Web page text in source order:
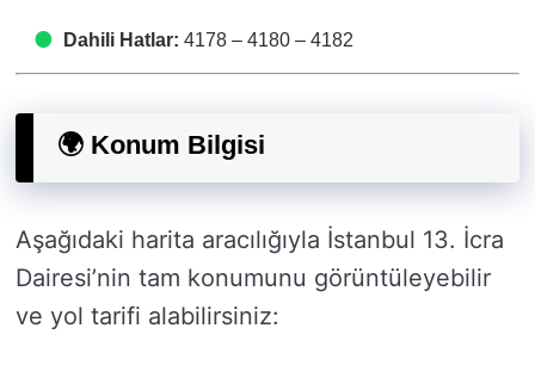
Dahili Hatlar: 4178 – 4180 – 4182
🌍 Konum Bilgisi
Aşağıdaki harita aracılığıyla İstanbul 13. İcra
Dairesi’nin tam konumunu görüntüleyebilir
ve yol tarifi alabilirsiniz: